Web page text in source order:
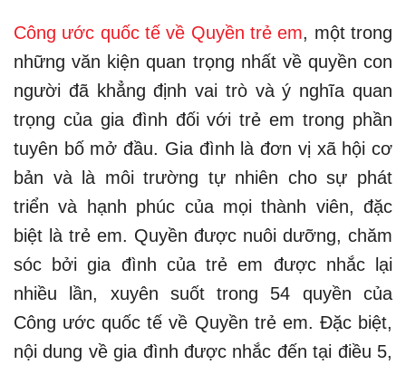
Công ước quốc tế về Quyền trẻ em, một trong
những văn kiện quan trọng nhất về quyền con
người đã khẳng định vai trò và ý nghĩa quan
trọng của gia đình đối với trẻ em trong phần
tuyên bố mở đầu. Gia đình là đơn vị xã hội cơ
bản và là môi trường tự nhiên cho sự phát
triển và hạnh phúc của mọi thành viên, đặc
biệt là trẻ em. Quyền được nuôi dưỡng, chăm
sóc bởi gia đình của trẻ em được nhắc lại
nhiều lần, xuyên suốt trong 54 quyền của
Công ước quốc tế về Quyền trẻ em. Đặc biệt,
nội dung về gia đình được nhắc đến tại điều 5,